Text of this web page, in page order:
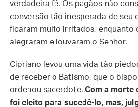
verdadeira fé. Os pagãos não
conversão tão inesperada de seu
ficaram muito irritados, enquanto
alegraram e louvaram o Senhor.
Cipriano levou uma vida tão
de receber o Batismo, que o
ordenou sacerdote. Com a morte
foi eleito para sucedê-lo, mas,